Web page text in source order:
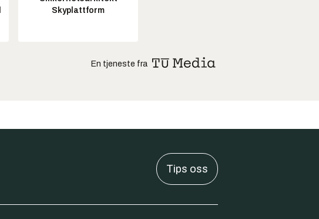
Skyplattform
En tjeneste fra
Tips oss